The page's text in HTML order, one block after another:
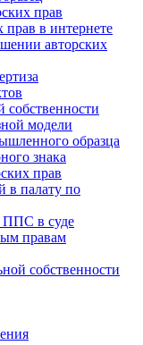
прав
прав в интернете
авторских
собственности
модели
образца
знака
прав
в палату по
ППС в суде
правам
собственности